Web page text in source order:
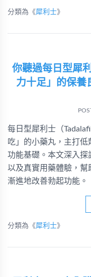
分類為《犀利士》
你聽過每日型犀
力十足」的保
每日型犀利士（
吃」的小藥丸，主打
功能基礎。本文深入探
以及真實用藥體驗，幫
漸進地改善勃起功能。
分類為《犀利士》